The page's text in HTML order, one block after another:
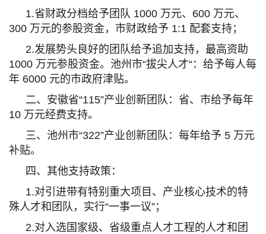
1.省财政分档给予团队 1000 万元、600 万元、
300 万元的参股资金，市财政给予 1:1 配套支持；
2.发展势头良好的团队给予追加支持，最高资助
1000 万元参股资金。池州市“拔尖人才“：给予每人每
年 6000 元的市政府津贴。
二、安徽省“115”产业创新团队：省、市给予每年
10 万元经费支持。
三、池州市“322”产业创新团队：每年给予 5 万元
补贴。
四、其他支持政策：
1.对引进带有特别重大项目、产业核心技术的特
殊人才和团队，实行“一事一议”；
2.对入选国家级、省级重点人才工程的人才和团